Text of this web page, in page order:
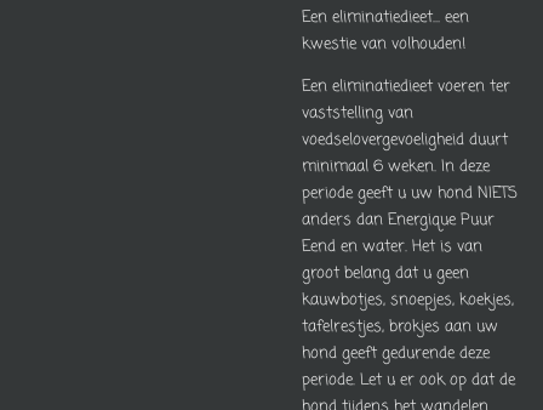
Een eliminatiedieet... een
kwestie van volhouden!
Een eliminatiedieet voeren ter
vaststelling van
voedselovergevoeligheid duurt
minimaal 6 weken. In deze
periode geeft u uw hond NIETS
anders dan Energique Puur
Eend en water. Het is van
groot belang dat u geen
kauwbotjes, snoepjes, koekjes,
tafelrestjes, brokjes aan uw
hond geeft gedurende deze
periode. Let u er ook op dat de